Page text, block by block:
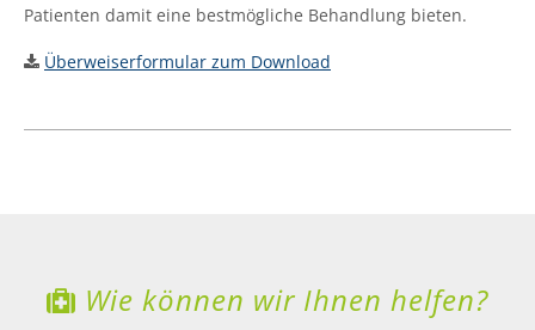
Patienten damit eine bestmögliche Behandlung bieten.
Überweiserformular zum Download
Wie können wir Ihnen helfen?